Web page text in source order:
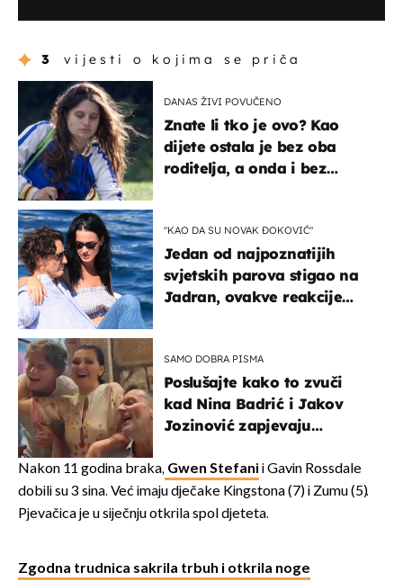
3 vijesti o kojima se priča
DANAS ŽIVI POVUČENO
Znate li tko je ovo? Kao
dijete ostala je bez oba
roditelja, a onda i bez
"KAO DA SU NOVAK ĐOKOVIĆ"
Jedan od najpoznatijih
svjetskih parova stigao na
Jadran, ovakve reakcije
SAMO DOBRA PISMA
Poslušajte kako to zvuči
kad Nina Badrić i Jakov
Jozinović zapjevaju
Nakon 11 godina braka, Gwen Stefani i Gavin Rossdale
dobili su 3 sina. Već imaju dječake Kingstona (7) i Zumu (5).
Pjevačica je u siječnju otkrila spol djeteta.
Zgodna trudnica sakrila trbuh i otkrila noge